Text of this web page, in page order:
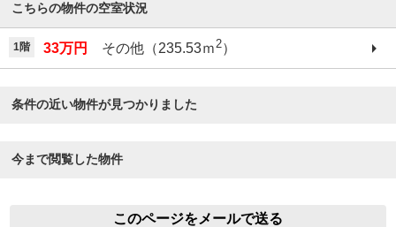
こちらの物件の空室状況
1階 33万円 その他（235.53ｍ2）
条件の近い物件が見つかりました
今まで閲覧した物件
このページをメールで送る